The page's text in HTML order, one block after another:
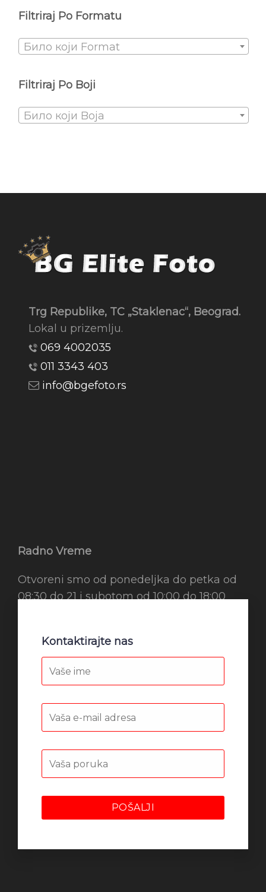
Filtriraj Po Formatu
Било који Format
Filtriraj Po Boji
Било који Boja
Trg Republike, TC „Staklenac“, Beograd.
Lokal u prizemlju.
069 4002035
011 3343 403
info@bgefoto.rs
Radno Vreme
Otvoreni smo od ponedeljka do petka od
08:30 do 21 i subotom od 10:00 do 18:00
Kontaktirajte nas